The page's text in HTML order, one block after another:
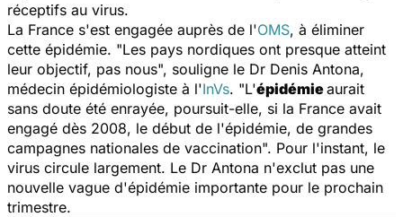
réceptifs au virus.
La France s'est engagée auprès de l'OMS, à éliminer
cette épidémie. "Les pays nordiques ont presque atteint
leur objectif, pas nous", souligne le Dr Denis Antona,
médecin épidémiologiste à l'InVs. "L'épidémieaurait
sans doute été enrayée, poursuit-elle, si la France avait
engagé dès 2008, le début de l'épidémie, de grandes
campagnes nationales de vaccination". Pour l'instant, le
virus circule largement. Le Dr Antona n'exclut pas une
nouvelle vague d'épidémie importante pour le prochain
trimestre.